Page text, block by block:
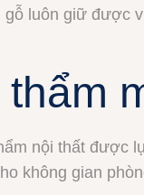
luôn giữ được
nội thất được
không gian